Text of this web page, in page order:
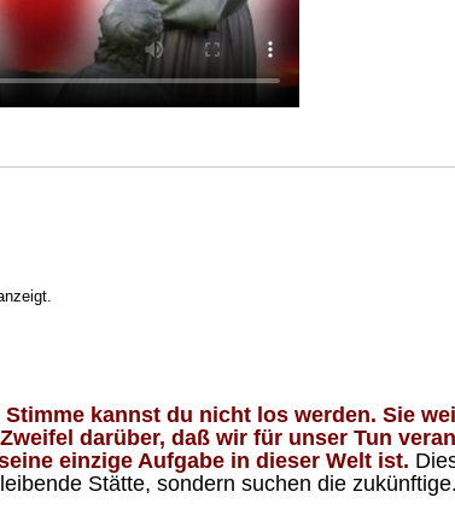
kannst du nicht los werden. Sie
darüber, daß wir für unser Tun
einzige Aufgabe in dieser Welt ist.
Stätte, sondern suchen die